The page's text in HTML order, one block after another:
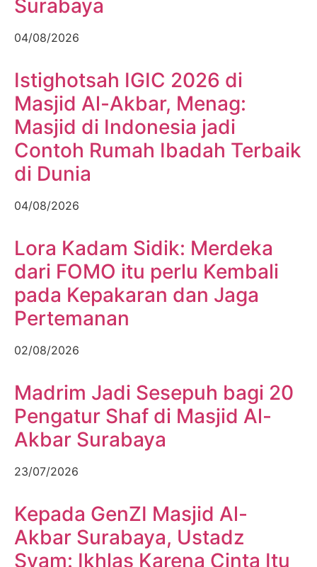
Surabaya
04/08/2026
Istighotsah IGIC 2026 di
Masjid Al-Akbar, Menag:
Masjid di Indonesia jadi
Contoh Rumah Ibadah Terbaik
di Dunia
04/08/2026
Lora Kadam Sidik: Merdeka
dari FOMO itu perlu Kembali
pada Kepakaran dan Jaga
Pertemanan
02/08/2026
Madrim Jadi Sesepuh bagi 20
Pengatur Shaf di Masjid Al-
Akbar Surabaya
23/07/2026
Kepada GenZI Masjid Al-
Akbar Surabaya, Ustadz
Syam: Ikhlas Karena Cinta Itu